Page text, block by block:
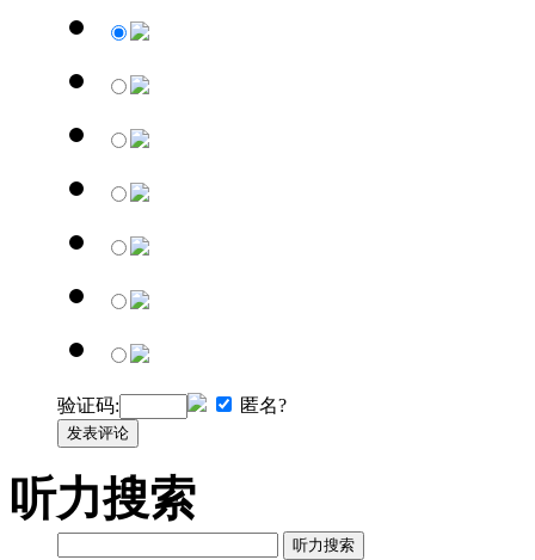
验证码: 匿名?
发表评论
听力搜索
听力搜索